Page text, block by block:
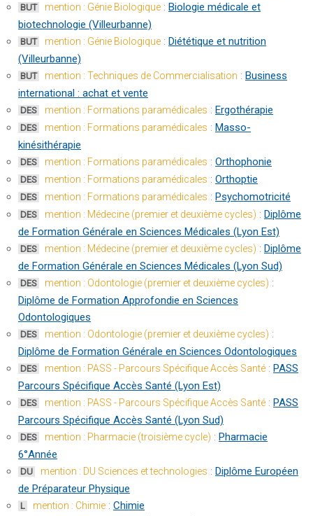
BUT mention : Génie Biologique : Biologie médicale et
biotechnologie (Villeurbanne)
BUT mention : Génie Biologique : Diététique et nutrition
(Villeurbanne)
BUT mention : Techniques de Commercialisation : Business
international : achat et vente
DES mention : Formations paramédicales : Ergothérapie
DES mention : Formations paramédicales : Masso-
kinésithérapie
DES mention : Formations paramédicales : Orthophonie
DES mention : Formations paramédicales : Orthoptie
DES mention : Formations paramédicales : Psychomotricité
DES mention : Médecine (premier et deuxième cycles) : Diplôme
de Formation Générale en Sciences Médicales (Lyon Est)
DES mention : Médecine (premier et deuxième cycles) : Diplôme
de Formation Générale en Sciences Médicales (Lyon Sud)
DES mention : Odontologie (premier et deuxième cycles) :
Diplôme de Formation Approfondie en Sciences
Odontologiques
DES mention : Odontologie (premier et deuxième cycles) :
Diplôme de Formation Générale en Sciences Odontologiques
DES mention : PASS - Parcours Spécifique Accès Santé : PASS
Parcours Spécifique Accès Santé (Lyon Est)
DES mention : PASS - Parcours Spécifique Accès Santé : PASS
Parcours Spécifique Accès Santé (Lyon Sud)
DES mention : Pharmacie (troisième cycle) : Pharmacie
6°Année
DU mention : DU Sciences et technologies : Diplôme Européen
de Préparateur Physique
L mention : Chimie : Chimie